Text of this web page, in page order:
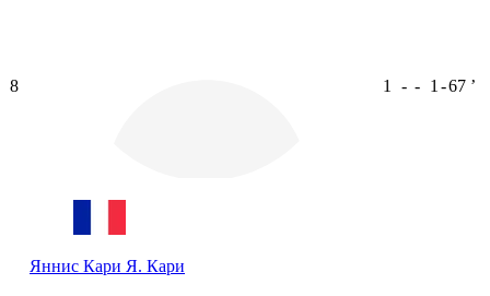
8
Яннис Кари Я. Кари
1 - - 1 -67 ʼ